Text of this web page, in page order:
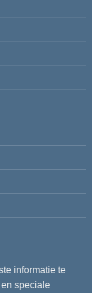
informatie te
speciale